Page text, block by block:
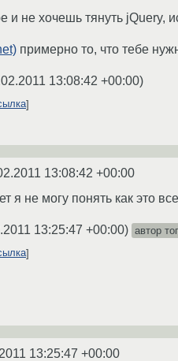
и не хочешь тянуть jQuery,
примерно то, что тебе
13:08:42 +00:00)
13:08:42 +00:00
я не могу понять как это
13:25:47 +00:00) автор
13:25:47 +00:00